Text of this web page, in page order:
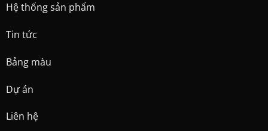
Hệ thống sản phẩm
Tin tức
Bảng màu
Dự án
Liên hệ